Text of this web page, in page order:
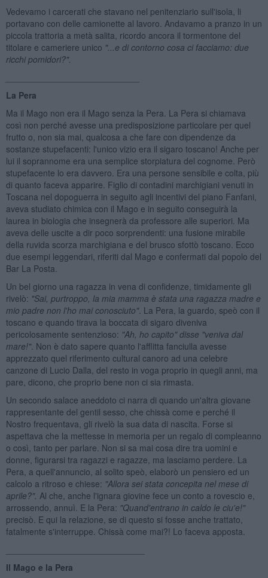
Vedevamo i carcerati che stavano nel penitenziario sull'isola, li
portavano con delle camionette al lavoro. Andavamo a pranzo in un
piccola trattoria a metà salita, ricordo ancora il tormentone del
titolare e cameriere unico "...e di contorno cosa ci facciamo: due
ricchi pomidori?".
La Pera
Ma il Mago non era il Mago senza la Pera. La Pera si chiamava
così non perché avesse una predisposizione particolare per quel
frutto o, non sia mai, qualcosa a che fare con dipendenze da
sostanze stupefacenti: l'unico vizio era il sigaro toscano! Anche per
lui il soprannome era una semplice storpiatura del cognome. Però
stupefacente lo era davvero. Era una persone sensibile e colta, più
di quanto faceva apparire. Figlio di contadini marchigiani venuti in
Toscana nel dopoguerra in seguito agli incentivi del piano Fanfani,
aveva studiato chimica con il Mago e in seguito conseguirà la
laurea in biologia che insegnerà da professore alle superiori. Ma
aveva delle uscite a dir poco sorprendenti: una fusione mirabile
della ruvida scorza marchigiana e del brusco sfottò toscano. Ecco
due esempi leggendari, riferiti dal Mago e confermati dal popolo del
Bar La Posta.
Un bel giorno una ragazza in vena di confidenze, timidamente gli
rivelò: "Sai, purtroppo, la mia mamma è stata una ragazza madre e
mio padre non l'ho mai conosciuto". La Pera, la guardo, speò con il
toscano e quando tirava la boccata di sigaro diveniva
pericolosamente sentenzioso: "Ah, ho capito" disse "veniva dal
mare!". Non è dato sapere quanto l'afflitta fanciulla avesse
apprezzato quel riferimento cultural canoro ad una celebre
canzone di Lucio Dalla, del resto in voga proprio in quegli anni, ma
pare, dicono, che proprio bene non ci sia rimasta.
Un secondo salace aneddoto ci narra di quando un'altra giovane
rappresentante del gentil sesso, che chissà come e perché il
Nostro frequentava, gli rivelò la sua data di nascita. Forse si
aspettava che la mettesse in memoria per un regalo di compleanno
o così, tanto per parlare. Non si sa mai cosa dire tra uomini e
donne, figurarsi tra ragazzi e ragazze, ma lasciamo perdere. La
Pera, a quell'annuncio, al solito speò, elaborò un pensiero ed un
calcolo a ritroso e chiese: "Allora sei stata concepita nel mese di
aprile?". Al che, anche l'ignara giovine fece un conto a rovescio e,
arrossendo, annuì. E la Pera: "Quand'entrano in caldo le ciu'e!"
precisò. E qui la relazione, se di questo si fosse anche trattato,
fatalmente s'interruppe. Chissà come mai?! Lo faceva apposta.
Il Mago e la Pera